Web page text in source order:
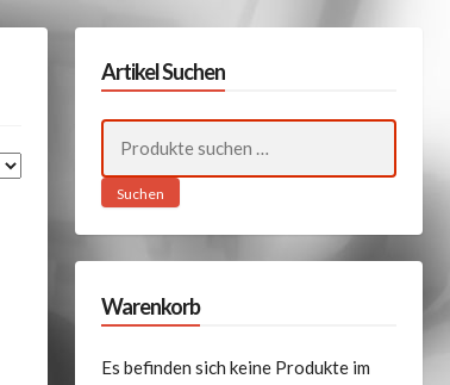
Artikel Suchen
nach:
Suchen
Warenkorb
Es befinden sich keine Produkte im